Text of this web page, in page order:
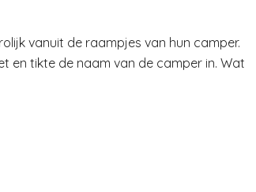
vanuit de raampjes van hun camper.
en tikte de naam van de camper in. Wat